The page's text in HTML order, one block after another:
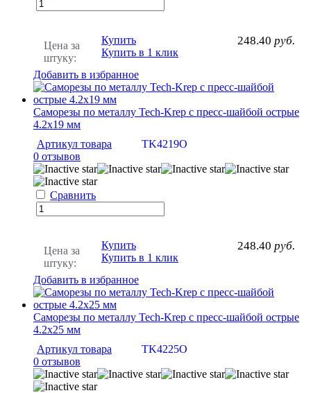
Цена за
штуку:
248.40 руб.
Купить
Купить в 1 клик
Добавить в избранное
Саморезы по металлу Tech-Krep с пресс-шайбой острые
4.2х19 мм
Артикул товара
TK4219O
0 отзывов
Сравнить
Цена за
штуку:
248.40 руб.
Купить
Купить в 1 клик
Добавить в избранное
Саморезы по металлу Tech-Krep с пресс-шайбой острые
4.2х25 мм
Артикул товара
TK4225O
0 отзывов